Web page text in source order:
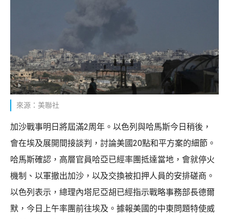
來源：美聯社
加沙戰事明日將屆滿2周年。以色列與哈馬斯今日稍後，
會在埃及展開間接談判，討論美國20點和平方案的細節。
哈馬斯確認，高層官員哈亞已經率團抵達當地，會就停火
機制、以軍撤出加沙，以及交換被扣押人員的安排磋商。
以色列表示，總理內塔尼亞胡已經指示戰略事務部長德爾
默，今日上午率團前往埃及。據報美國的中東問題特使威